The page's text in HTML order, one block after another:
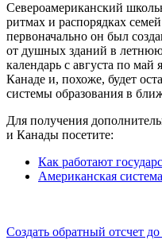
Североамериканский
ритмах и распорядках
первоначально он был
от душных зданий в
календарь с августа по
Канаде и, похоже, будет
системы образования в
Для получения
и Канады посетите:
Как работают
Американская
Создать обратный отсчет